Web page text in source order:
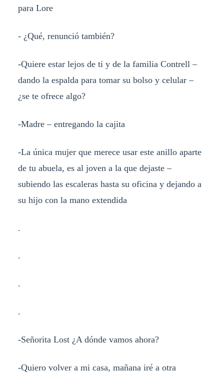
para Lore
- ¿Qué, renunció también?
-Quiere estar lejos de ti y de la familia Contrell –
dando la espalda para tomar su bolso y celular –
¿se te ofrece algo?
-Madre – entregando la cajita
-La única mujer que merece usar este anillo aparte
de tu abuela, es al joven a la que dejaste –
subiendo las escaleras hasta su oficina y dejando a
su hijo con la mano extendida
.
.
.
.
-Señorita Lost ¿A dónde vamos ahora?
-Quiero volver a mi casa, mañana iré a otra